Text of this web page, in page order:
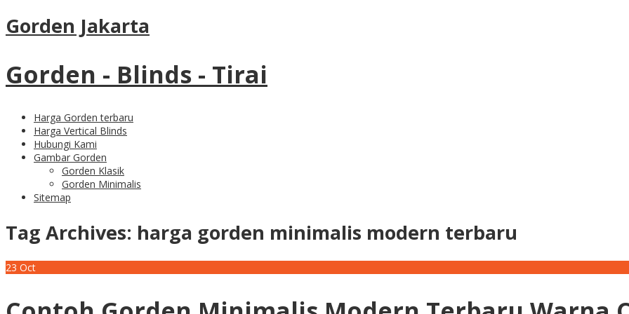
Gorden Jakarta
Gorden - Blinds - Tirai
Harga Gorden terbaru
Harga Vertical Blinds
Hubungi Kami
Gambar Gorden
Gorden Klasik
Gorden Minimalis
Sitemap
Tag Archives: harga gorden minimalis modern terbaru
23 Oct